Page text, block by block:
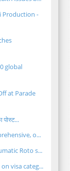
Production -
global
at Parade
पोस्ट...
o...
Roto s...
visa categ...